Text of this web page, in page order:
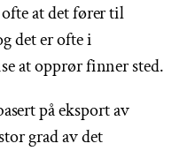
at det fører til
det er ofte i
at opprør finner sted.
på eksport av
grad av det